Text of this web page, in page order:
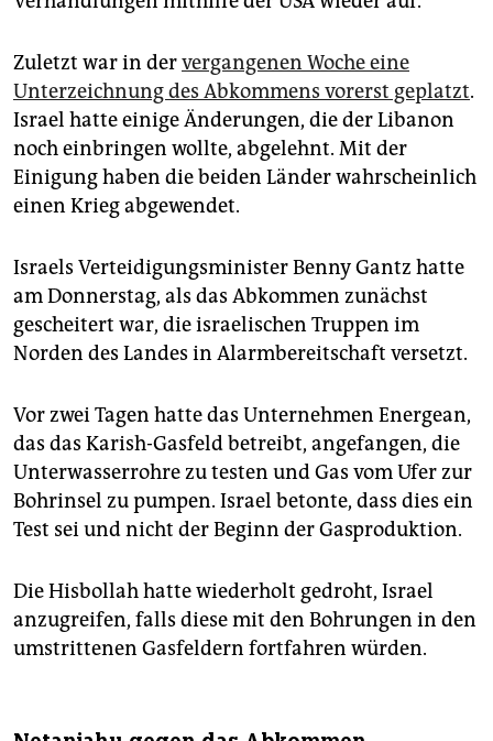
Zuletzt war in dervergangenen Woche eine
Unterzeichnung des Abkommens vorerst geplatzt.
Israel hatte einige Änderungen, die der Libanon
noch einbringen wollte, abgelehnt. Mit der
Einigung haben die beiden Länder wahrscheinlich
einen Krieg abgewendet.
Israels Verteidigungsminister Benny Gantz hatte
am Donnerstag, als das Abkommen zunächst
gescheitert war, die israelischen Truppen im
Norden des Landes in Alarmbereitschaft versetzt.
Vor zwei Tagen hatte das Unternehmen Energean,
das das Karish-Gasfeld betreibt, angefangen, die
Unterwasserrohre zu testen und Gas vom Ufer zur
Bohrinsel zu pumpen. Israel betonte, dass dies ein
Test sei und nicht der Beginn der Gasproduktion.
Die Hisbollah hatte wiederholt gedroht, Israel
anzugreifen, falls diese mit den Bohrungen in den
umstrittenen Gasfeldern fortfahren würden.